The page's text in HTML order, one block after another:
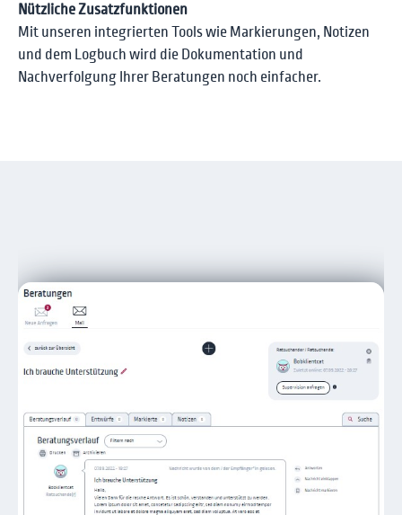
Nützliche Zusatzfunktionen
Mit unseren integrierten Tools wie Markierungen, Notizen
und dem Logbuch wird die Dokumentation und
Nachverfolgung Ihrer Beratungen noch einfacher.